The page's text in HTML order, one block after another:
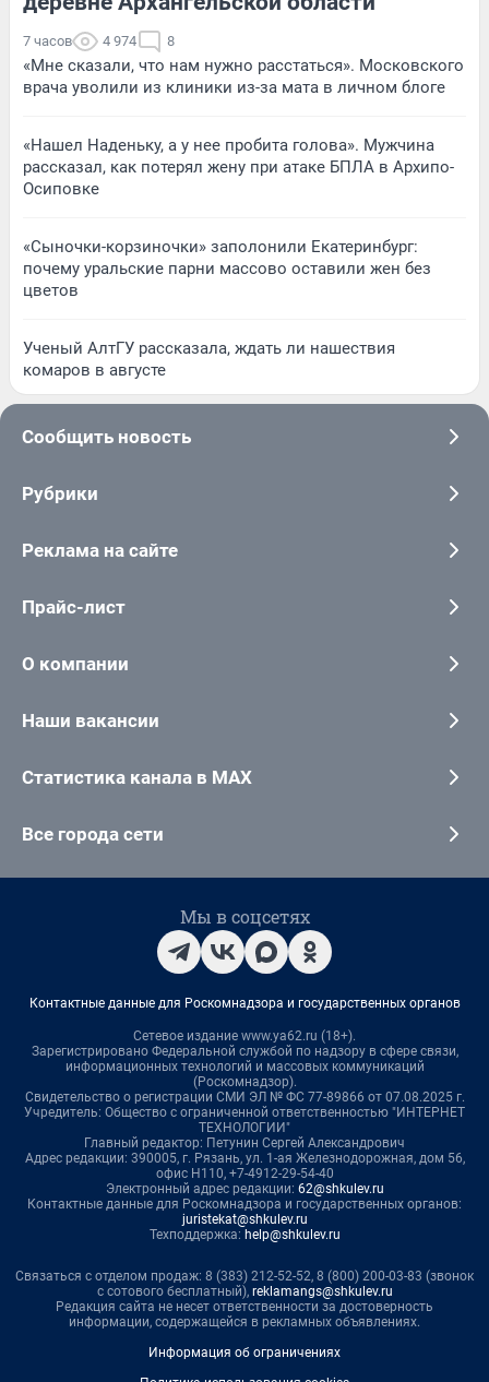
7 часов 4 974 8
«Мне сказали, что нам нужно расстаться». Московского
врача уволили из клиники из-за мата в личном блоге
«Нашел Наденьку, а у нее пробита голова». Мужчина
рассказал, как потерял жену при атаке БПЛА в Архипо-
Осиповке
«Сыночки-корзиночки» заполонили Екатеринбург:
почему уральские парни массово оставили жен без
цветов
Ученый АлтГУ рассказала, ждать ли нашествия
комаров в августе
Сообщить новость
Рубрики
Реклама на сайте
Прайс-лист
О компании
Наши вакансии
Статистика канала в MAX
Все города сети
Мы в соцсетях
Контактные данные для Роскомнадзора и государственных органов
Сетевое издание www.ya62.ru (18+).
Зарегистрировано Федеральной службой по надзору в сфере связи,
информационных технологий и массовых коммуникаций
(Роскомнадзор).
Свидетельство о регистрации СМИ ЭЛ № ФС 77-89866 от 07.08.2025 г.
Учредитель: Общество с ограниченной ответственностью "ИНТЕРНЕТ
ТЕХНОЛОГИИ"
Главный редактор: Петунин Сергей Александрович
Адрес редакции: 390005, г. Рязань, ул. 1-ая Железнодорожная, дом 56,
офис Н110, +7-4912-29-54-40
Электронный адрес редакции: 62@shkulev.ru
Контактные данные для Роскомнадзора и государственных органов:
juristekat@shkulev.ru
Техподдержка: help@shkulev.ru
Связаться с отделом продаж: 8 (383) 212-52-52, 8 (800) 200-03-83 (звонок
с сотового бесплатный), reklamangs@shkulev.ru
Редакция сайта не несет ответственности за достоверность
информации, содержащейся в рекламных объявлениях.
Информация об ограничениях